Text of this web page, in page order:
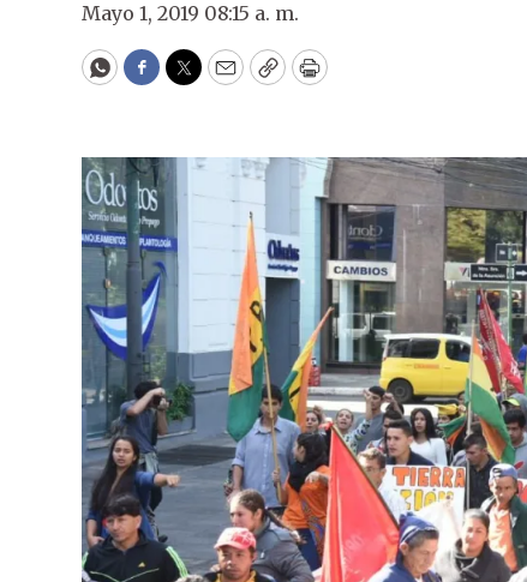
Mayo 1, 2019 08:15 a. m.
WhatsApp
Facebook
Twitter
EmailCopyPrint